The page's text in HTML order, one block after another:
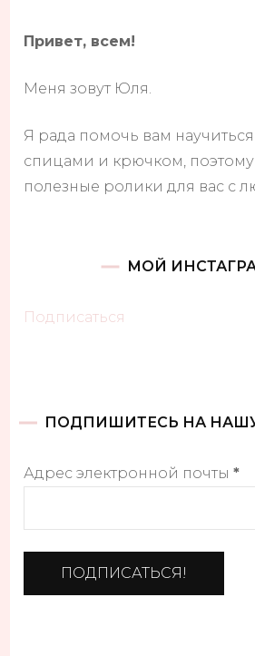
Привет, всем!
Меня зовут Юля.
Я рада помочь вам научиться
спицами и крючком,
полезные ролики для вас с
МОЙ
Подписаться
ПОДПИШИТЕСЬ НА
Адрес электронной почты*